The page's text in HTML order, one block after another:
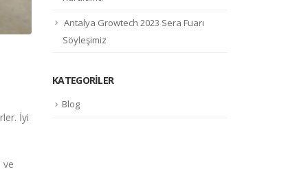
İyi
ve
Antalya Growtech 2023 Sera Fuarı
Söyleşimiz
KATEGORILER
Blog